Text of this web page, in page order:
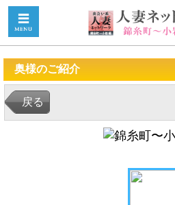
奥様のご紹介
戻る